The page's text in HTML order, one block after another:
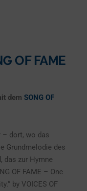
OF FAME
dem SONG OF
– dort, wo das
Grundmelodie des
das zur Hymne
OF FAME – One
by VOICES OF